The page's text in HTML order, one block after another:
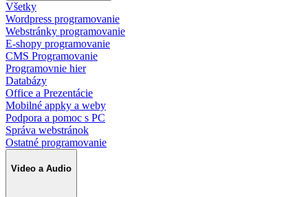
Všetky
Wordpress programovanie
Webstránky programovanie
E-shopy programovanie
CMS Programovanie
Programovnie hier
Databázy
Office a Prezentácie
Mobilné appky a weby
Podpora a pomoc s PC
Správa webstránok
Ostatné programovanie
Video a Audio